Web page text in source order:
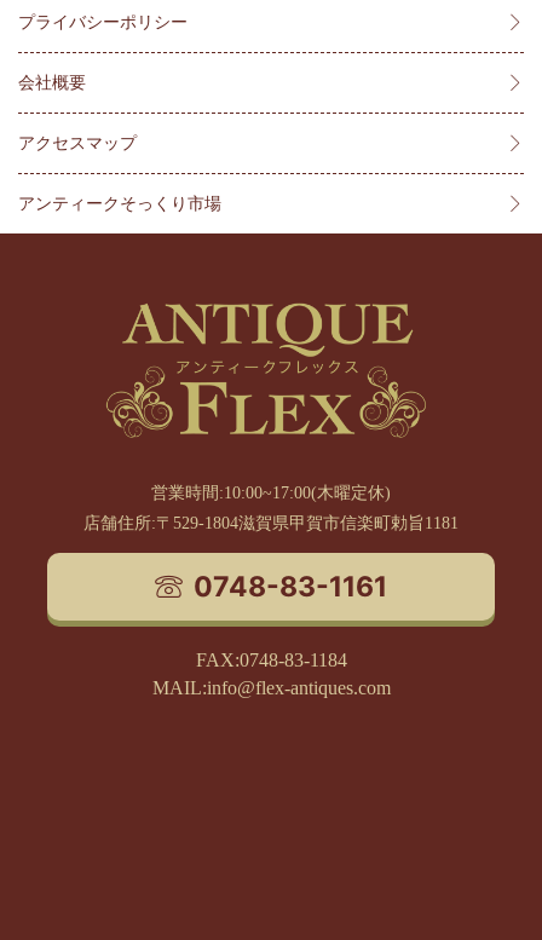
プライバシーポリシー
会社概要
アクセスマップ
アンティークそっくり市場
営業時間:10:00~17:00(木曜定休)
店舗住所:〒529-1804滋賀県甲賀市信楽町勅旨1181
0748-83-1161
FAX:0748-83-1184
MAIL:info@flex-antiques.com